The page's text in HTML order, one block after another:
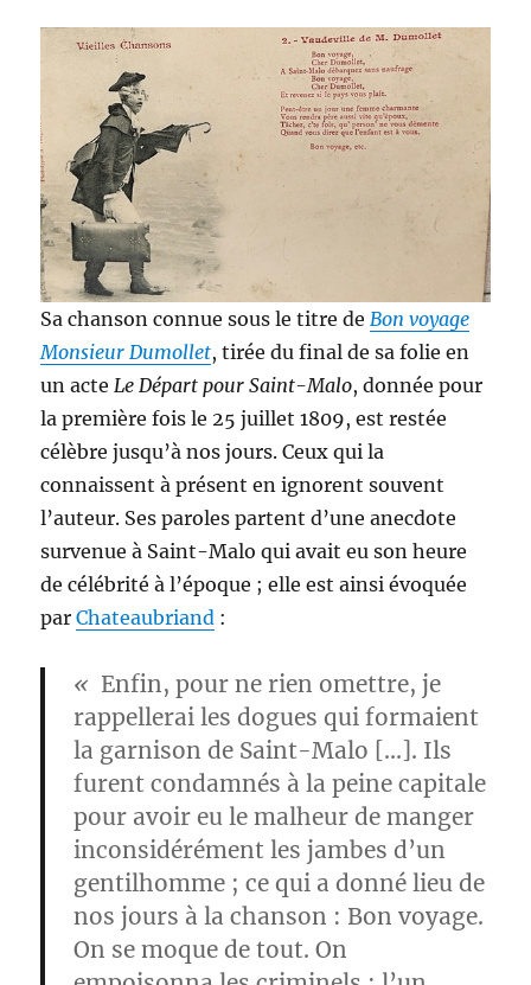
PIERRE
Sa chanson connue sous le titre de Bon voyage
Monsieur Dumollet, tirée du final de sa folie en
un acte Le Départ pour Saint-Malo, donnée pour
la première fois le 25 juillet 1809, est restée
célèbre jusqu’à nos jours. Ceux qui la
connaissent à présent en ignorent souvent
l’auteur. Ses paroles partent d’une anecdote
survenue à Saint-Malo qui avait eu son heure
de célébrité à l’époque ; elle est ainsi évoquée
parChateaubriand :
« Enfin, pour ne rien omettre, je
rappellerai les dogues qui formaient
la garnison de Saint-Malo […]. Ils
furent condamnés à la peine capitale
pour avoir eu le malheur de manger
inconsidérément les jambes d’un
gentilhomme ; ce qui a donné lieu de
nos jours à la chanson : Bon voyage.
On se moque de tout. On